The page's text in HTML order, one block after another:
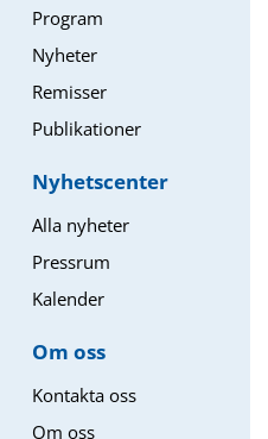
Program
Nyheter
Remisser
Publikationer
Nyhetscenter
Alla nyheter
Pressrum
Kalender
Om oss​
Kontakta oss
Om oss